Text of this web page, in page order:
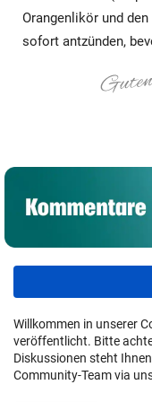
Orangenlikör und
sofort antzünden,
Willkommen in unserer
veröffentlicht. Bitte
Diskussionen steht
Community-Team via